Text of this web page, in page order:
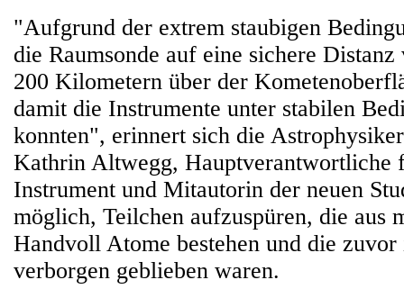
"Aufgrund der extrem staubigen
die Raumsonde auf eine sichere
200 Kilometern über der
damit die Instrumente unter stabilen
konnten", erinnert sich die
Kathrin Altwegg, Hauptverantwortliche
Instrument und Mitautorin der neuen
möglich, Teilchen aufzuspüren, die aus
Handvoll Atome bestehen und die
verborgen geblieben waren.